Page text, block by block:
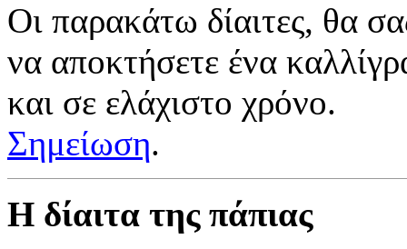
Οι παρακάτω δίαιτες, θα
να αποκτήσετε ένα
και σε ελάχιστο χρόνο.
Σημείωση.
Η δίαιτα της πάπιας